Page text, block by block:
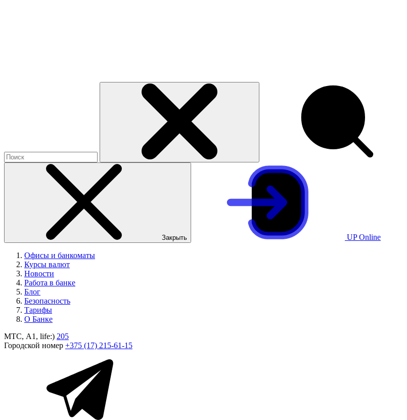
Закрыть UP Online
Офисы и банкоматы
Курсы валют
Новости
Работа в банке
Блог
Безопасность
Тарифы
О Банке
МТС, A1, life:) 205
Городской номер +375 (17) 215-61-15